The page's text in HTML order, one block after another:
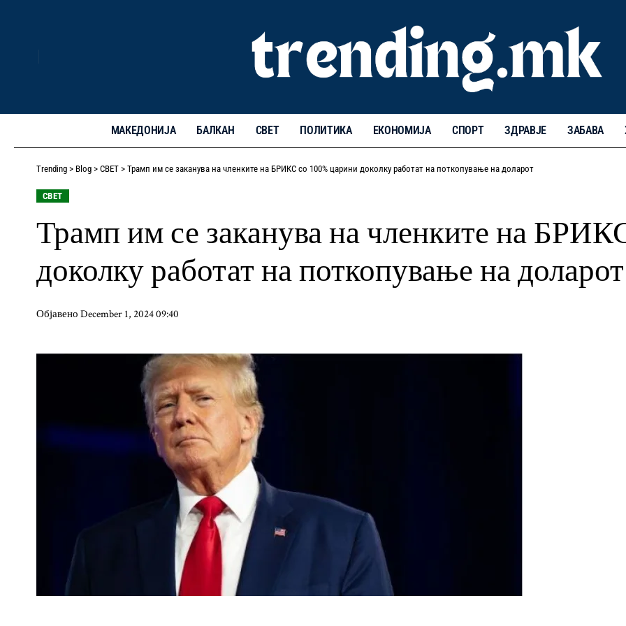
МАКЕДОНИЈА БАЛКАН СВЕТ ПОЛИТИКА ЕКОНОМИЈА СПОРТ ЗДРАВЈЕ ЗАБАВА
Trending > Blog > СВЕТ > Трамп им се заканува на членките на БРИКС со 100% царини доколку работат на поткопување на доларот
СВЕТ
Трамп им се заканува на членките на
доколку работат на поткопување на доларот
Објавено December 1, 2024 09:40